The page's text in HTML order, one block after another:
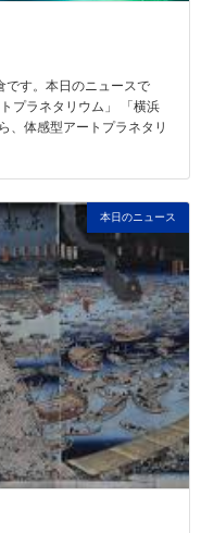
です。本日のニュースで
プラネタリウム」 「横浜
、体感型アートプラネタリ
本日のニュース